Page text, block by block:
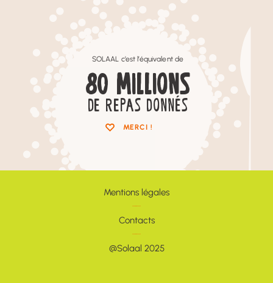
SOLAAL c’est l’équivalent de
80 MILLIONS
DE REPAS DONNÉS
MERCI !
Mentions légales
Contacts
@Solaal 2025